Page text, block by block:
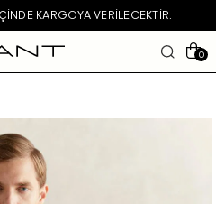
KARGOYA VERILECEKTIR.
0